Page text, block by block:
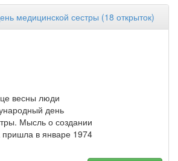
медицинской сестры (18 открыток)
весны люди
день
Мысль о создании
пришла в январе 1974